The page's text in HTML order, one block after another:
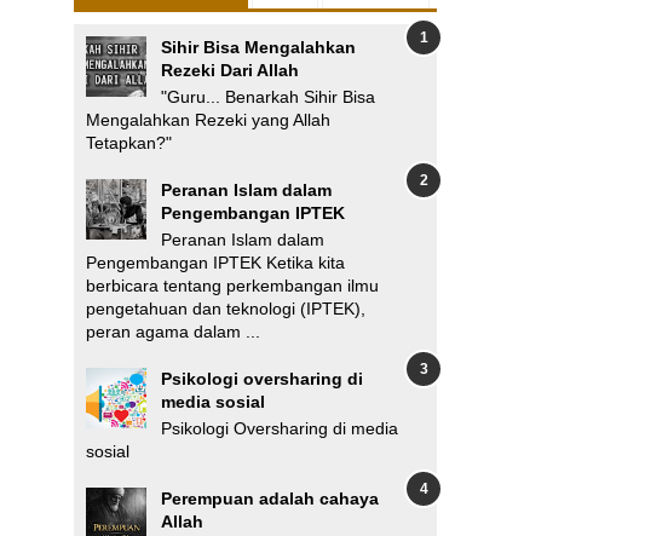
Sihir Bisa Mengalahkan
Rezeki Dari Allah
"Guru... Benarkah Sihir Bisa
Mengalahkan Rezeki yang Allah
Tetapkan?"
Peranan Islam dalam
Pengembangan IPTEK
Peranan Islam dalam
Pengembangan IPTEK Ketika kita
berbicara tentang perkembangan ilmu
pengetahuan dan teknologi (IPTEK),
peran agama dalam ...
Psikologi oversharing di
media sosial
Psikologi Oversharing di media
sosial
Perempuan adalah cahaya
Allah